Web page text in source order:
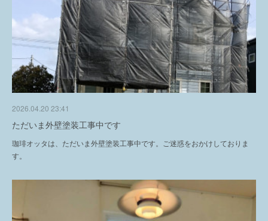
2026.04.20 23:41
ただいま外壁塗装工事中です
珈琲オッタは、ただいま外壁塗装工事中です。ご迷惑をおかけしておりま
す。